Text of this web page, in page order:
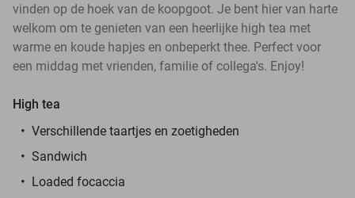
vinden op de hoek van de koopgoot. Je bent hier van harte
welkom om te genieten van een heerlijke high tea met
warme en koude hapjes en onbeperkt thee. Perfect voor
een middag met vrienden, familie of collega's. Enjoy!
High tea
Verschillende taartjes en zoetigheden
Sandwich
Loaded focaccia